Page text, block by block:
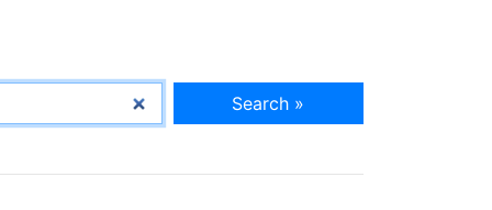
Search »